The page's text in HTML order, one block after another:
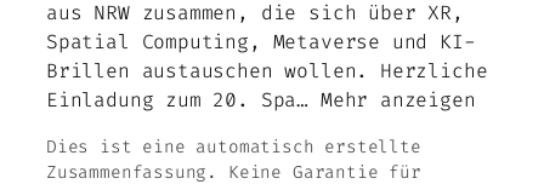
aus NRW zusammen, die sich über XR,
Spatial Computing, Metaverse und KI-
Brillen austauschen wollen. Herzliche
Einladung zum 20. Spa… Mehr anzeigen
Dies ist eine automatisch erstellte
Zusammenfassung. Keine Garantie für